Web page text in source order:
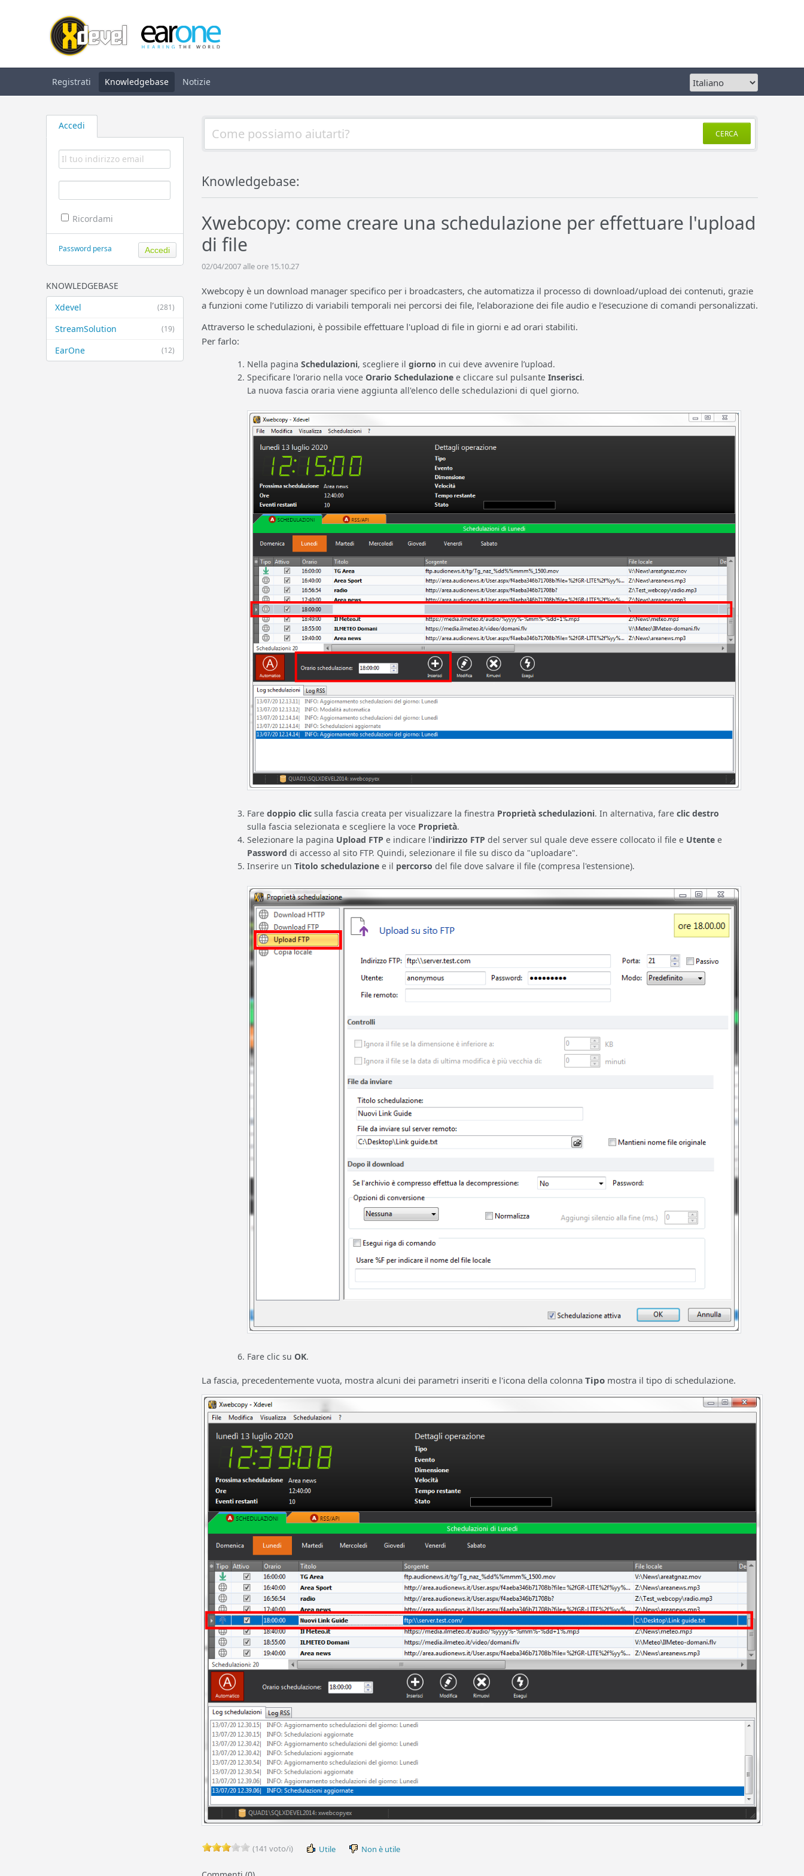
Registrati Knowledgebase Notizie
Accedi
Ricordami
Password persa
KNOWLEDGEBASE
(281)
Xdevel
(19)
StreamSolution
(12)
EarOne
CERCA
Knowledgebase:
Xwebcopy: come creare una schedulazione per effettuare l'upload
di file
02/04/2007 alle ore 15.10.27
Xwebcopy è un download manager specifico per i broadcasters, che automatizza il processo di download/upload dei contenuti, grazie
a funzioni come l’utilizzo di variabili temporali nei percorsi dei file, l’elaborazione dei file audio e l’esecuzione di comandi personalizzati.
Attraverso le schedulazioni, è possibile effettuare l'upload di file in giorni e ad orari stabiliti.
Per farlo:
Nella pagina Schedulazioni, scegliere il giorno in cui deve avvenire l’upload.
Specificare l'orario nella voce Orario Schedulazione e cliccare sul pulsante Inserisci.
La nuova fascia oraria viene aggiunta all'elenco delle schedulazioni di quel giorno.
Fare doppio clic sulla fascia creata per visualizzare la finestra Proprietà schedulazioni. In alternativa, fare clic destro
sulla fascia selezionata e scegliere la voce Proprietà.
Selezionare la pagina Upload FTP e indicare l'indirizzo FTP del server sul quale deve essere collocato il file e Utente e
Password di accesso al sito FTP. Quindi, selezionare il file su disco da "uploadare".
Inserire un Titolo schedulazione e il percorso del file dove salvare il file (compresa l'estensione).
Fare clic su OK.
La fascia, precedentemente vuota, mostra alcuni dei parametri inseriti e l'icona della colonna Tipo mostra il tipo di schedulazione.
(141 voto/i) Utile Non è utile